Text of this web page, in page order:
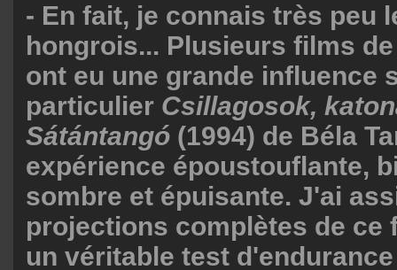
- En fait, je connais très peu
hongrois... Plusieurs films
ont eu une grande influence
particulier Csillagosok,
Sátántangó (1994) de Béla
expérience époustouflante,
sombre et épuisante. J'ai
projections complètes de ce
un véritable test